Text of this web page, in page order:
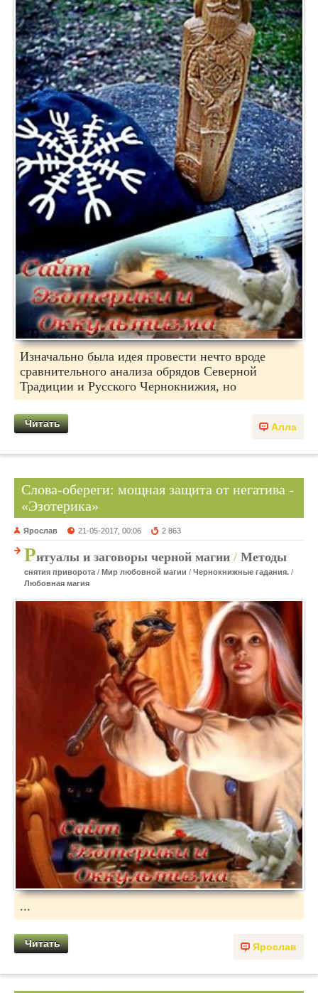
Изначально была идея провести нечто вроде
сравнительного анализа обрядов Северной
Традиции и Русского Чернокнижия, но
Алла
Читать
Слова-обереги: мощная защита от негатива -
«Эзотерика»
Ярослав 21-05-2017, 00:06 2 863
Ритуалы и заговоры черной магии / Методы
снятия приворота / Мир любовной магии / Чернокнижные гадания. /
Любовная магия
...
Ярослав
Читать